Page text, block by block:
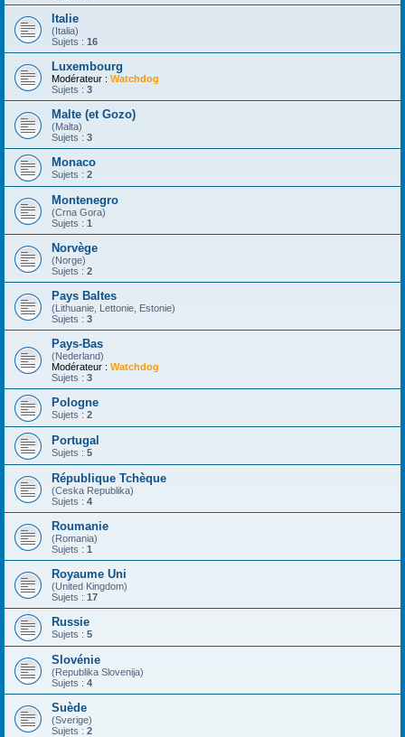
Italie
(Italia)
Sujets : 16
Luxembourg
Modérateur : Watchdog
Sujets : 3
Malte (et Gozo)
(Malta)
Sujets : 3
Monaco
Sujets : 2
Montenegro
(Crna Gora)
Sujets : 1
Norvège
(Norge)
Sujets : 2
Pays Baltes
(Lithuanie, Lettonie, Estonie)
Sujets : 3
Pays-Bas
(Nederland)
Modérateur : Watchdog
Sujets : 3
Pologne
Sujets : 2
Portugal
Sujets : 5
République Tchèque
(Ceska Republika)
Sujets : 4
Roumanie
(Romania)
Sujets : 1
Royaume Uni
(United Kingdom)
Sujets : 17
Russie
Sujets : 5
Slovénie
(Republika Slovenija)
Sujets : 4
Suède
(Sverige)
Sujets : 2